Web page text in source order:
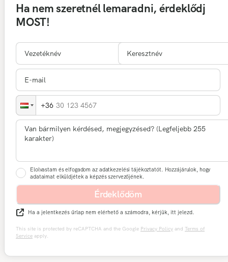
Ha nem szeretnél lemaradni, érdeklődj
MOST!
30 123 4567
Elolvastam és elfogadom az adatkezelési tájékoztatót. Hozzájárulok, hogy
adataimat elküldjétek a képzés szervezőjének.
Érdeklődöm
Ha a jelentkezés űrlap nem elérhető a számodra, kérjük, itt jelezd.
This site is protected by reCAPTCHA and the Google Privacy Policy and Terms of
Service apply.